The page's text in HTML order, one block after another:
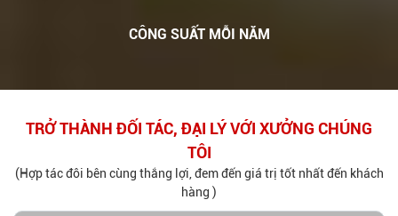
CÔNG SUẤT MỖI NĂM
TRỞ THÀNH ĐỐI TÁC, ĐẠI LÝ VỚI XƯỞNG CHÚNG
TÔI
(Hợp tác đôi bên cùng thắng lợi, đem đến giá trị tốt nhất đến khách
hàng )